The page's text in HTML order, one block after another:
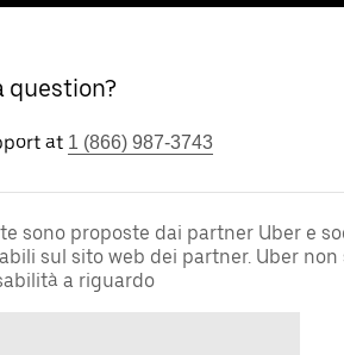
question?
at 1 (866) 987-3743
sono proposte dai partner Uber e
sul sito web dei partner. Uber non
a riguardo